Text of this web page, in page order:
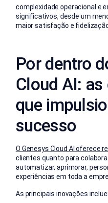
complexidade operacional e
significativos, desde um
maior satisfação e
Por dentro
Cloud AI:
que
sucesso
O Genesys Cloud AI oferece
clientes quanto para
automatizar, aprimorar,
experiências em toda a
As principais inovações